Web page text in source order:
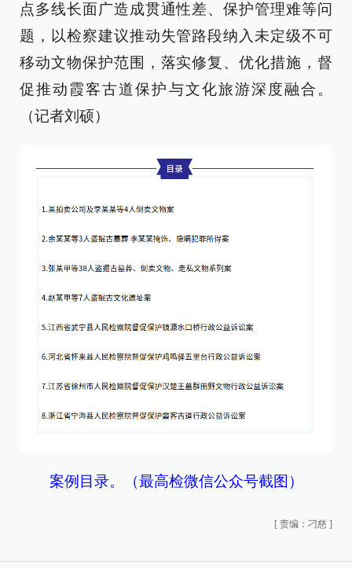
点多线长面广造成贯通性差、保护管理难等问
题，以检察建议推动失管路段纳入未定级不可
移动文物保护范围，落实修复、优化措施，督
促推动霞客古道保护与文化旅游深度融合。
（记者刘硕）
案例目录。（最高检微信公众号截图）
[ 责编：刁慈 ]